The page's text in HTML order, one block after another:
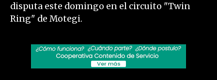
disputa este domingo en el circuito "Twin
Ring" de Motegi.